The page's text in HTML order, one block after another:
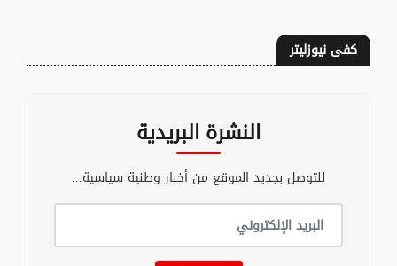
كفى نيوزليتر
النشرة البريدية
للتوصل بجديد الموقع من أخبار وطنية سياسية...